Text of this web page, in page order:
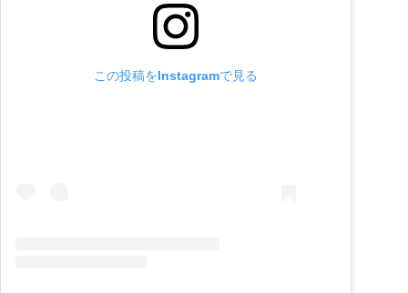
この投稿をInstagramで見る